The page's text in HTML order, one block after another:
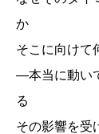
か
そこに向けて
―本当に動い
る
その影響を受